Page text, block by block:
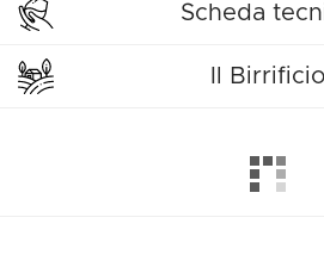
Scheda
Il Birrificio